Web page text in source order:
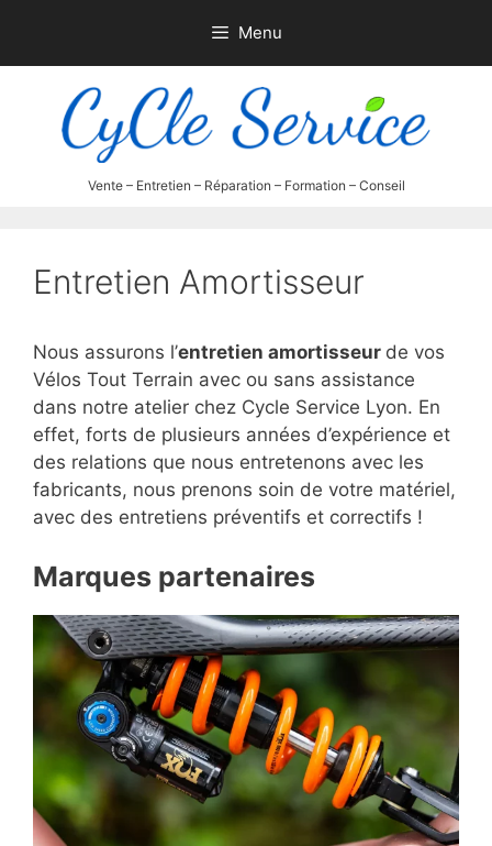
contenu
Menu
Entretien Amortisseur
Nous assurons l’entretien amortisseur de vos
Vélos Tout Terrain avec ou sans assistance
dans notre atelier chez Cycle Service Lyon. En
effet, forts de plusieurs années d’expérience et
des relations que nous entretenons avec les
fabricants, nous prenons soin de votre matériel,
avec des entretiens préventifs et correctifs !
Marques partenaires